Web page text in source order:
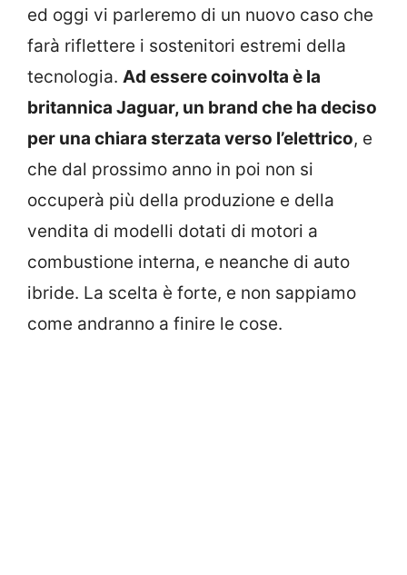
ed oggi vi parleremo di un nuovo caso che
farà riflettere i sostenitori estremi della
tecnologia. Ad essere coinvolta è la
britannica Jaguar, un brand che ha deciso
per una chiara sterzata verso l’elettrico, e
che dal prossimo anno in poi non si
occuperà più della produzione e della
vendita di modelli dotati di motori a
combustione interna, e neanche di auto
ibride. La scelta è forte, e non sappiamo
come andranno a finire le cose.